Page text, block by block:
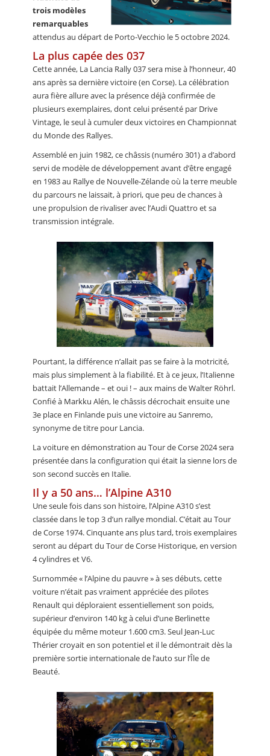
trois modèles
remarquables
attendus au départ de Porto-Vecchio le 5 octobre 2024.
La plus capée des 037
Cette année, La Lancia Rally 037 sera mise à l’honneur, 40
ans après sa dernière victoire (en Corse). La célébration
aura fière allure avec la présence déjà confirmée de
plusieurs exemplaires, dont celui présenté par Drive
Vintage, le seul à cumuler deux victoires en Championnat
du Monde des Rallyes.
Assemblé en juin 1982, ce châssis (numéro 301) a d’abord
servi de modèle de développement avant d’être engagé
en 1983 au Rallye de Nouvelle-Zélande où la terre meuble
du parcours ne laissait, à priori, que peu de chances à
une propulsion de rivaliser avec l’Audi Quattro et sa
transmission intégrale.
Pourtant, la différence n’allait pas se faire à la motricité,
mais plus simplement à la fiabilité. Et à ce jeux, l’Italienne
battait l’Allemande – et oui ! – aux mains de Walter Röhrl.
Confié à Markku Alén, le châssis décrochait ensuite une
3e place en Finlande puis une victoire au Sanremo,
synonyme de titre pour Lancia.
La voiture en démonstration au Tour de Corse 2024 sera
présentée dans la configuration qui était la sienne lors de
son second succès en Italie.
Il y a 50 ans… l’Alpine A310
Une seule fois dans son histoire, l’Alpine A310 s’est
classée dans le top 3 d’un rallye mondial. C’était au Tour
de Corse 1974. Cinquante ans plus tard, trois exemplaires
seront au départ du Tour de Corse Historique, en version
4 cylindres et V6.
Surnommée « l’Alpine du pauvre » à ses débuts, cette
voiture n’était pas vraiment appréciée des pilotes
Renault qui déploraient essentiellement son poids,
supérieur d’environ 140 kg à celui d’une Berlinette
équipée du même moteur 1.600 cm3. Seul Jean-Luc
Thérier croyait en son potentiel et il le démontrait dès la
première sortie internationale de l’auto sur l’Île de
Beauté.